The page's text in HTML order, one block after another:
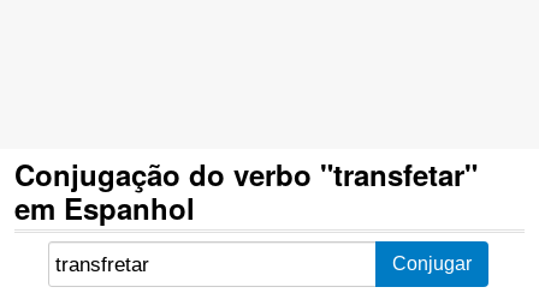
Conjugação do verbo "transfetar"
em Espanhol